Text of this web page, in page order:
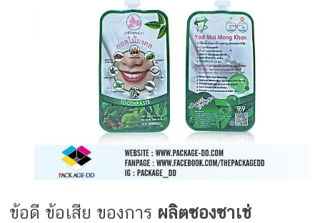
ข้อดี ข้อเสีย ของการ ผลิตซองซาเช่